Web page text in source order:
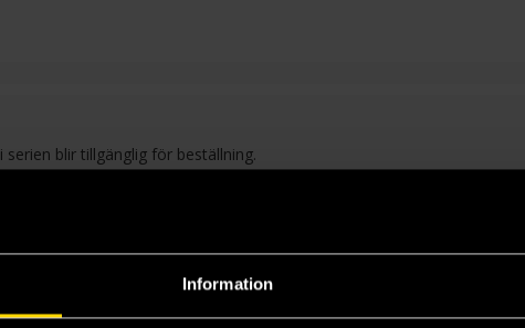
Information
blir tillgänglig för beställning.
4